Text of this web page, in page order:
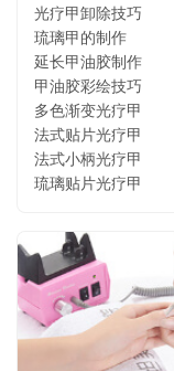
光疗甲卸除技巧
琉璃甲的制作
延长甲油胶制作
甲油胶彩绘技巧
多色渐变光疗甲
法式贴片光疗甲
法式小柄光疗甲
琉璃贴片光疗甲